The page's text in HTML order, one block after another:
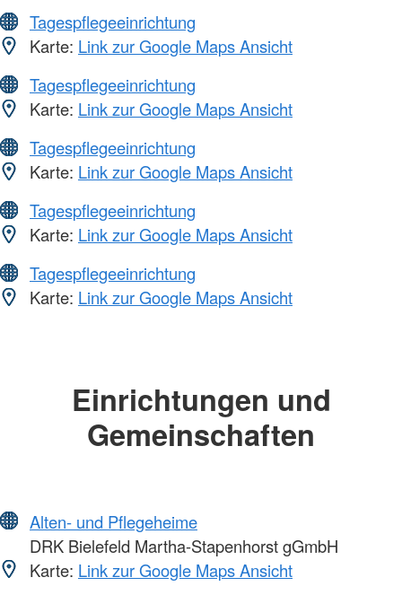
Tagespflegeeinrichtung
Karte: Link zur Google Maps Ansicht
Tagespflegeeinrichtung
Karte: Link zur Google Maps Ansicht
Tagespflegeeinrichtung
Karte: Link zur Google Maps Ansicht
Tagespflegeeinrichtung
Karte: Link zur Google Maps Ansicht
Tagespflegeeinrichtung
Karte: Link zur Google Maps Ansicht
Einrichtungen und
Gemeinschaften
Alten- und Pflegeheime
DRK Bielefeld Martha-Stapenhorst gGmbH
Karte: Link zur Google Maps Ansicht